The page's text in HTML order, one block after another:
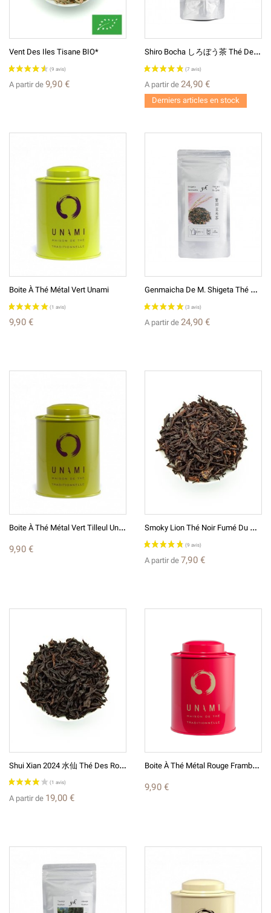
Vent Des Iles Tisane BIO*
A partir de 9,90 €
S
Hiro Bocha しろぼう茶 Thé De Tiges Grillées Thé Vert Japonais
A partir de 24,90 €
Derniers articles en stock
Boite À Thé Métal Vert Unami
9,90 €
G
Enmaicha De M. Shigeta Thé Vert Japonais D'exception Au Riz Grillé 玄米茶繁田
A partir de 24,90 €
B
Oite À Thé Métal Vert Tilleul Unami
9,90 €
S
Moky Lion Thé Noir Fumé Du Malawi
A partir de 7,90 €
S
Hui Xian 2024 水仙 Thé Des Rochers Chine Wulong
A partir de 19,00 €
B
Oite À Thé Métal Rouge Framboise Unami
9,90 €